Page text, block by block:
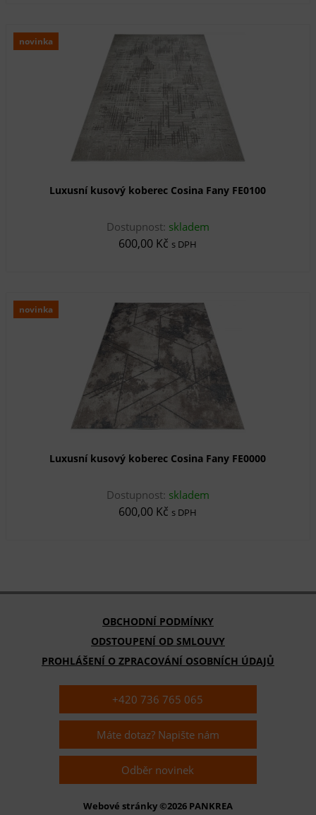
novinka
Luxusní kusový koberec Cosina Fany FE0100
Dostupnost: skladem
600,00 Kč s DPH
novinka
Luxusní kusový koberec Cosina Fany FE0000
Dostupnost: skladem
600,00 Kč s DPH
OBCHODNÍ PODMÍNKY
ODSTOUPENÍ OD SMLOUVY
PROHLÁŠENÍ O ZPRACOVÁNÍ OSOBNÍCH ÚDAJŮ
+420 736 765 065
Máte dotaz? Napište nám
Odběr novinek
Webové stránky ©2026 PANKREA